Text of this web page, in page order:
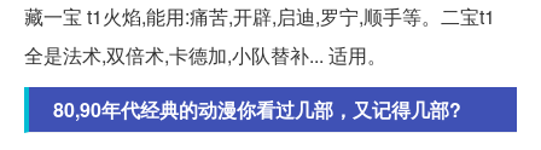
藏一宝 t1火焰,能用:痛苦,开辟,启迪,罗宁,顺手等。二宝t1
全是法术,双倍术,卡德加,小队替补... 适用。
80,90年代经典的动漫你看过几部，又记得几部?